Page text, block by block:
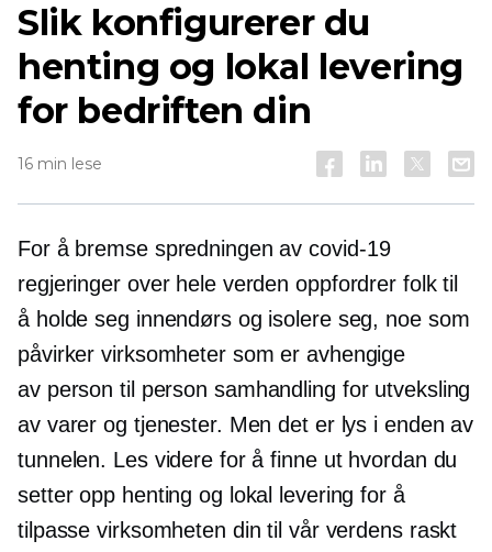
Slik konfigurerer du
henting og lokal levering
for bedriften din
16 min lese
For å bremse spredningen avcovid-19
regjeringer over hele verden oppfordrer folk til
å holde seg innendørs og isolere seg, noe som
påvirker virksomheter som er avhengige
av person til person samhandling for utveksling
av varer og tjenester. Men det er lys i enden av
tunnelen. Les videre for å finne ut hvordan du
setter opp henting og lokal levering for å
tilpasse virksomheten din til vår verdens raskt